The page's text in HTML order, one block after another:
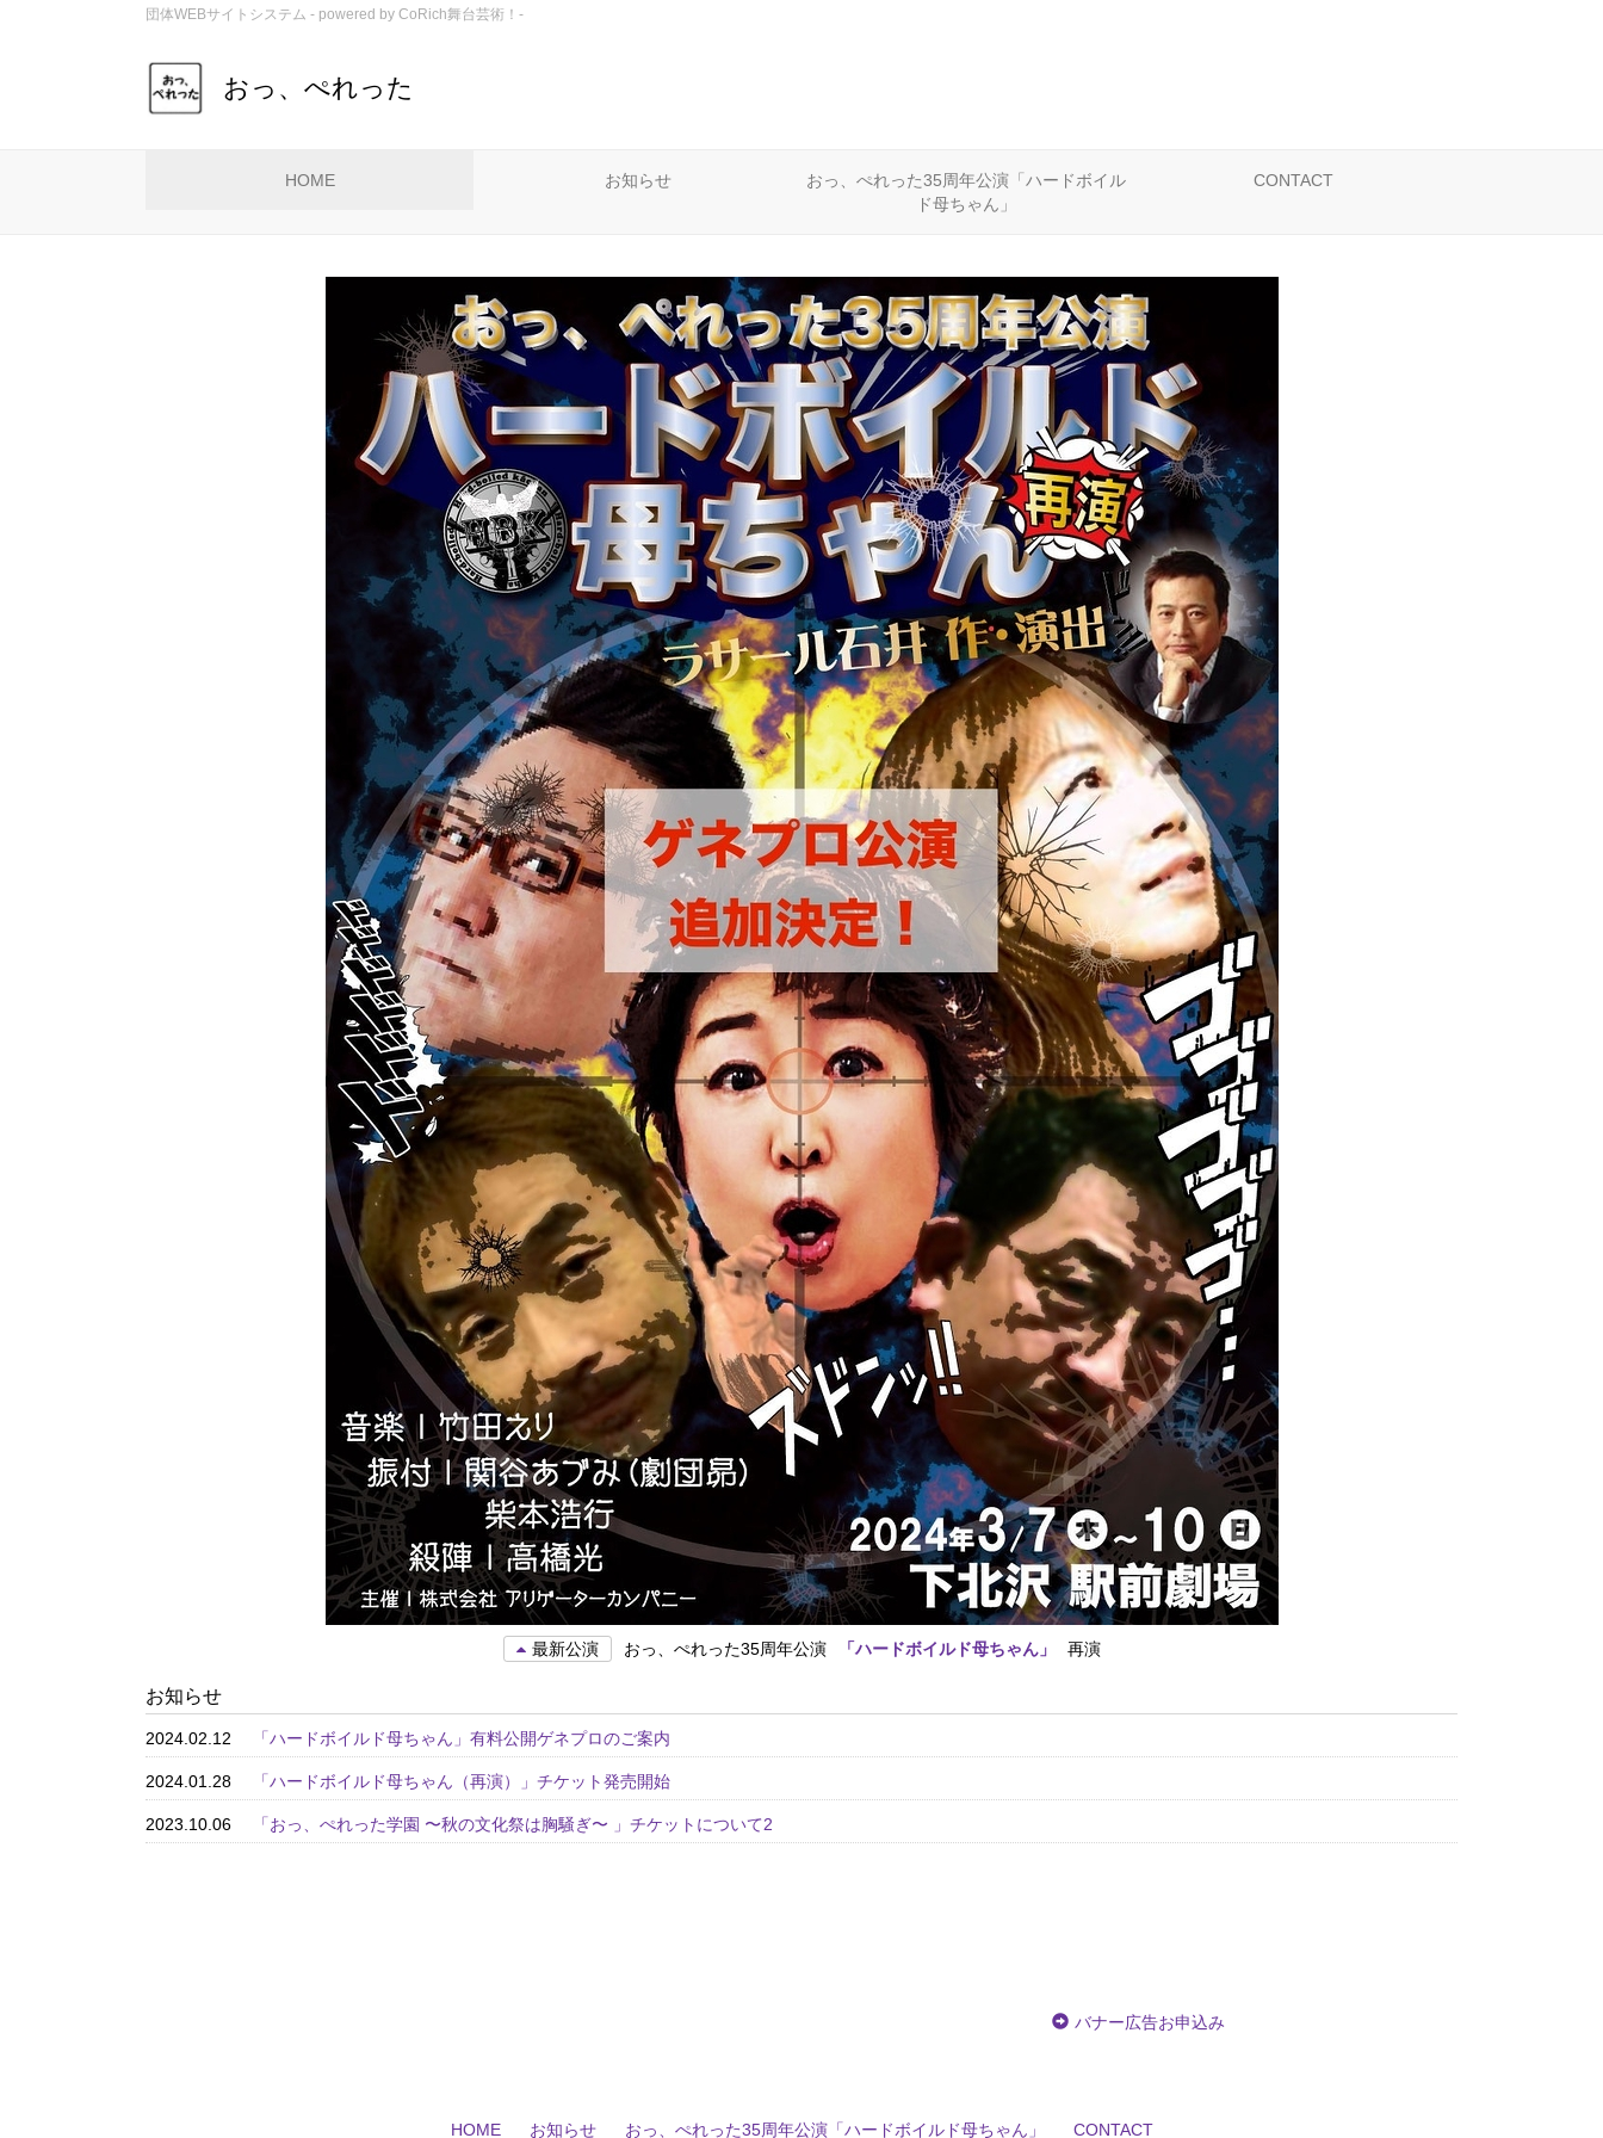
団体WEBサイトシステム - powered by CoRich舞台芸術！-
おっ、ぺれった
HOME お知らせ
おっ、ぺれった35周年公演「ハードボイル
ド母ちゃん」
CONTACT
最新公演 おっ、ぺれった35周年公演 「ハードボイルド母ちゃん」 再演
お知らせ
2024.02.12 「ハードボイルド母ちゃん」有料公開ゲネプロのご案内
2024.01.28 「ハードボイルド母ちゃん（再演）」チケット発売開始
2023.10.06 「おっ、ぺれった学園 〜秋の文化祭は胸騒ぎ〜 」チケットについて2
バナー広告お申込み
HOME お知らせ おっ、ぺれった35周年公演「ハードボイルド母ちゃん」 CONTACT